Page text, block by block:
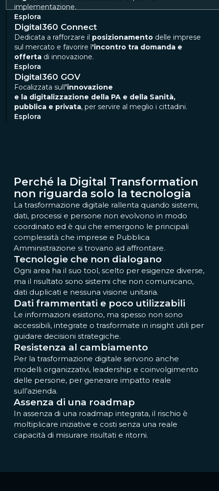
implementazione.
Esplora
Digital360 Connect
Dedicata a rafforzare il posizionamentodelle imprese
sul mercato e favorire l'incontro tra domanda e
offerta di innovazione.
Esplora
Digital360 GOV
Focalizzata sull’innovazione​
e la digitalizzazione della PA e della Sanità,
pubblica e privata, per servire al meglio i ​cittadini.
Esplora
Perché la Digital Transformation
non riguarda solo la tecnologia
La trasformazione digitale rallenta quando sistemi,
dati, processi e persone non evolvono in modo
coordinato ed è qui che emergono le principali
complessità che imprese e Pubblica
Amministrazione si trovano ad affrontare.
Tecnologie che non dialogano
Ogni area ha il suo tool, scelto per esigenze diverse,
ma il risultato sono sistemi che non comunicano,
dati duplicati e nessuna visione unitaria.
Dati frammentati e poco utilizzabili
Le informazioni esistono, ma spesso non sono
accessibili, integrate o trasformate in insight utili per
guidare decisioni strategiche.
Resistenza al cambiamento
Per la trasformazione digitale servono anche
modelli organizzativi, leadership e coinvolgimento
delle persone, per generare impatto reale
sull’azienda.
Assenza di una roadmap
In assenza di una roadmap integrata, il rischio è
moltiplicare iniziative e costi senza una reale
capacità di misurare risultati e ritorni.